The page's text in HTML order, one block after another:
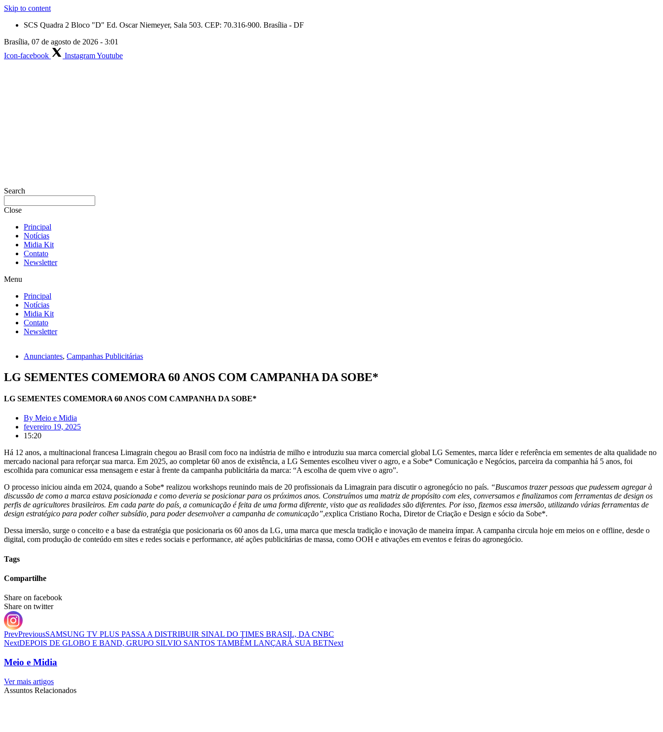
Skip to content
SCS Quadra 2 Bloco "D" Ed. Oscar Niemeyer, Sala 503. CEP: 70.316-900. Brasília - DF
Brasília, 07 de agosto de 2026 - 3:01
Icon-facebook
InstagramYoutube
Search
Close
Principal
Notícias
Midia Kit
Contato
Newsletter
Menu
Principal
Notícias
Midia Kit
Contato
Newsletter
Anunciantes, Campanhas Publicitárias
LG SEMENTES COMEMORA 60 ANOS COM CAMPANHA DA SOBE*
LG SEMENTES COMEMORA 60 ANOS COM CAMPANHA DA SOBE*
By Meio e Midia
fevereiro 19, 2025
15:20
Há 12 anos, a multinacional francesa Limagrain chegou ao Brasil com foco na indústria de milho e introduziu sua marca comercial global LG Sementes, marca líder e referência em sementes de alta qualidade no
mercado nacional para reforçar sua marca. Em 2025, ao completar 60 anos de existência, a LG Sementes escolheu viver o agro, e a Sobe* Comunicação e Negócios, parceira da companhia há 5 anos, foi
escolhida para comunicar essa mensagem e estar à frente da campanha publicitária da marca: “A escolha de quem vive o agro”.
O processo iniciou ainda em 2024, quando a Sobe* realizou workshops reunindo mais de 20 profissionais da Limagrain para discutir o agronegócio no país. “Buscamos trazer pessoas que pudessem agregar à
discussão de como a marca estava posicionada e como deveria se posicionar para os próximos anos. Construímos uma matriz de propósito com eles, conversamos e finalizamos com ferramentas de design os
perfis de agricultores brasileiros. Em cada parte do país, a comunicação é feita de uma forma diferente, visto que as realidades são diferentes. Por isso, fizemos essa imersão, utilizando várias ferramentas de
design estratégico para poder colher subsídio, para poder desenvolver a campanha de comunicação”,explica Cristiano Rocha, Diretor de Criação e Design e sócio da Sobe*.
Dessa imersão, surge o conceito e a base da estratégia que posicionaria os 60 anos da LG, uma marca que mescla tradição e inovação de maneira ímpar. A campanha circula hoje em meios on e offline, desde o
digital, com produção de conteúdo em sites e redes sociais e performance, até ações publicitárias de massa, como OOH e ativações em eventos e feiras do agronegócio.
Tags
Compartilhe
Share on facebook
Share on twitter
PrevPreviousSAMSUNG TV PLUS PASSA A DISTRIBUIR SINAL DO TIMES BRASIL, DA CNBC
NextDEPOIS DE GLOBO E BAND, GRUPO SILVIO SANTOS TAMBÉM LANÇARÁ SUA BETNext
Meio e Midia
Ver mais artigos
Assuntos Relacionados